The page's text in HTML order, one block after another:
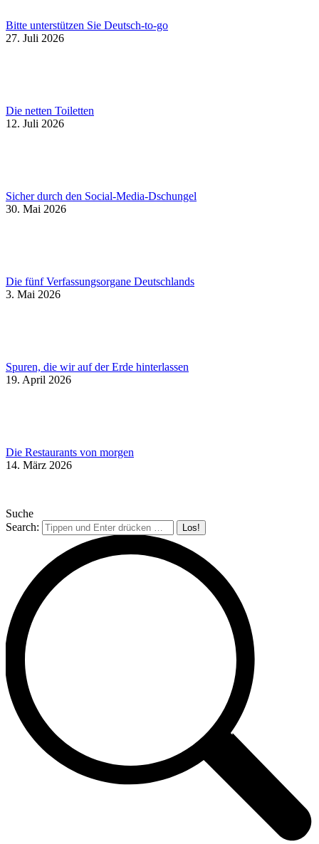
Bitte unterstützen Sie Deutsch-to-go
27. Juli 2026
Die netten Toiletten
12. Juli 2026
Sicher durch den Social-Media-Dschungel
30. Mai 2026
Die fünf Verfassungsorgane Deutschlands
3. Mai 2026
Spuren, die wir auf der Erde hinterlassen
19. April 2026
Die Restaurants von morgen
14. März 2026
Suche
Search: